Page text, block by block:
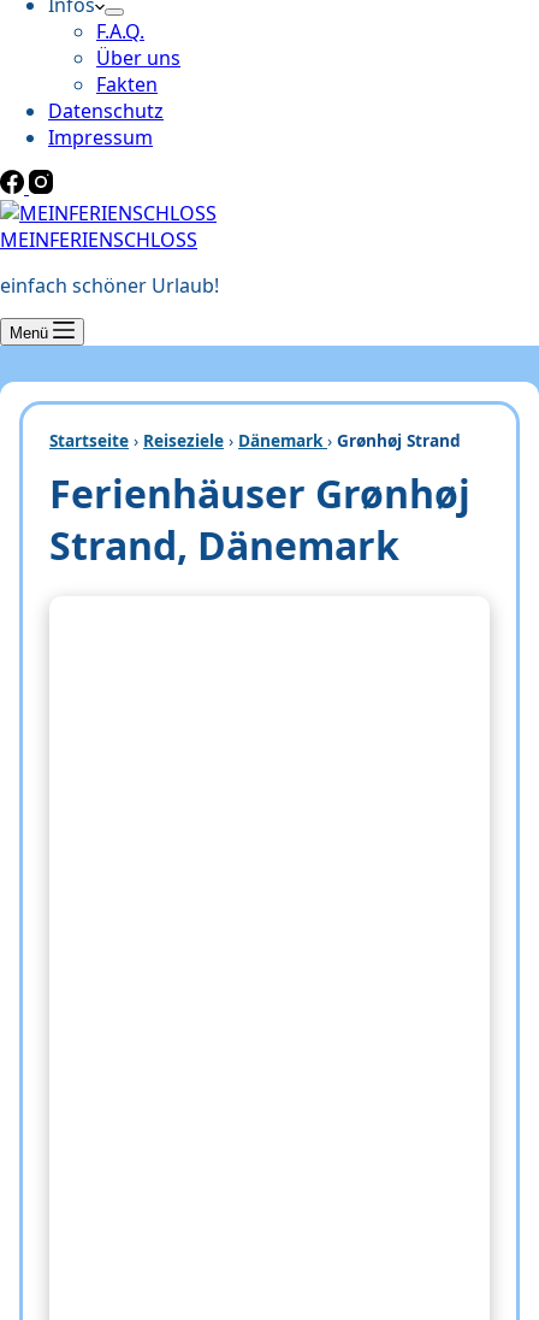
F.A.Q.
Über uns
Fakten
Datenschutz
Impressum
MEINFERIENSCHLOSS
einfach schöner Urlaub!
Menü
Startseite › Reiseziele › Dänemark› Grønhøj Strand
Ferienhäuser Grønhøj
Strand, Dänemark